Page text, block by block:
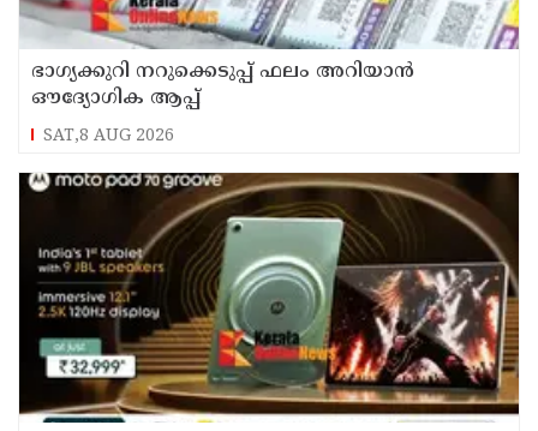
ഭാഗ്യക്കുറി നറുക്കെടുപ്പ് ഫലം അറിയാൻ
ഔദ്യോഗിക ആപ്പ്
SAT,8 AUG 2026